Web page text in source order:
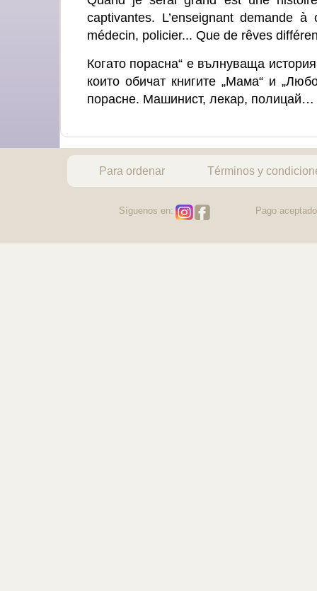
captivantes. L’enseignant demande
médecin, policier... Que de rêves
Когато порасна“ е вълнуваща
които обичат книгите „Мама“ и
порасне. Машинист, лекар, полицай…
Para ordenar Términos y
Síguenos en: Pago